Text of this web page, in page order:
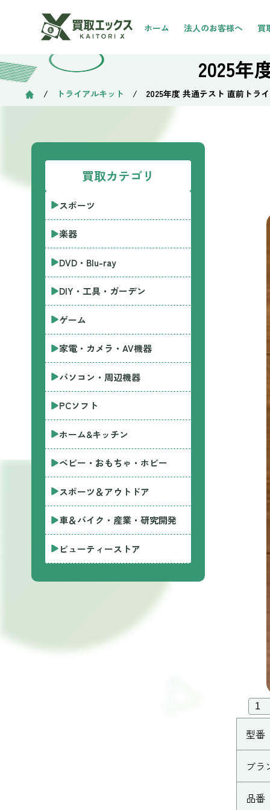
ホーム 法人のお客様へ 買
2025年
/ トライアルキット / 2025年度 共通テスト 直前トラ
型番
ブラ
品番
買取カテゴリ
スポーツ
楽器
DVD・Blu-ray
DIY・工具・ガーデン
ゲーム
家電・カメラ・AV機器
パソコン・周辺機器
PCソフト
ホーム&キッチン
ベビー・おもちゃ・ホビー
スポーツ＆アウトドア
車＆バイク・産業・研究開発
ビューティーストア